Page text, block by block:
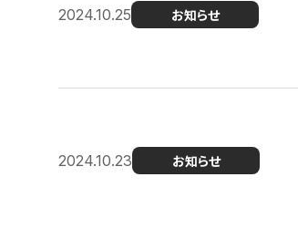
2024.10.25 お知らせ
2024.10.23 お知らせ